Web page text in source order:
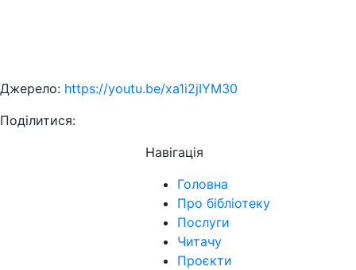
Джерело: https://youtu.be/xa1i2jIYM30
Поділитися:
Навігація
Головна
Про бібліотеку
Послуги
Читачу
Проєкти